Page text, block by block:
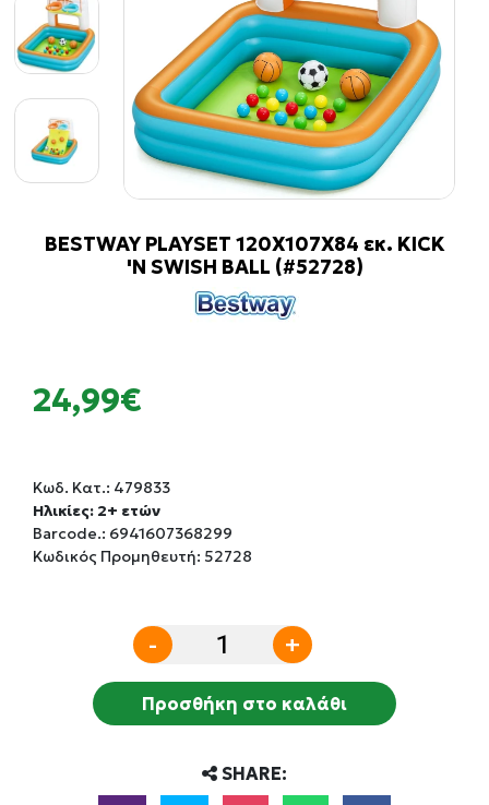
BESTWAY PLAYSET 120X107X84 εκ. KICK
'N SWISH BALL (#52728)
24,99€
Κωδ. Κατ.: 479833
Ηλικίες: 2+ ετών
Barcode.: 6941607368299
Κωδικός Προμηθευτή: 52728
- +
Προσθήκη στο καλάθι
SHARE: